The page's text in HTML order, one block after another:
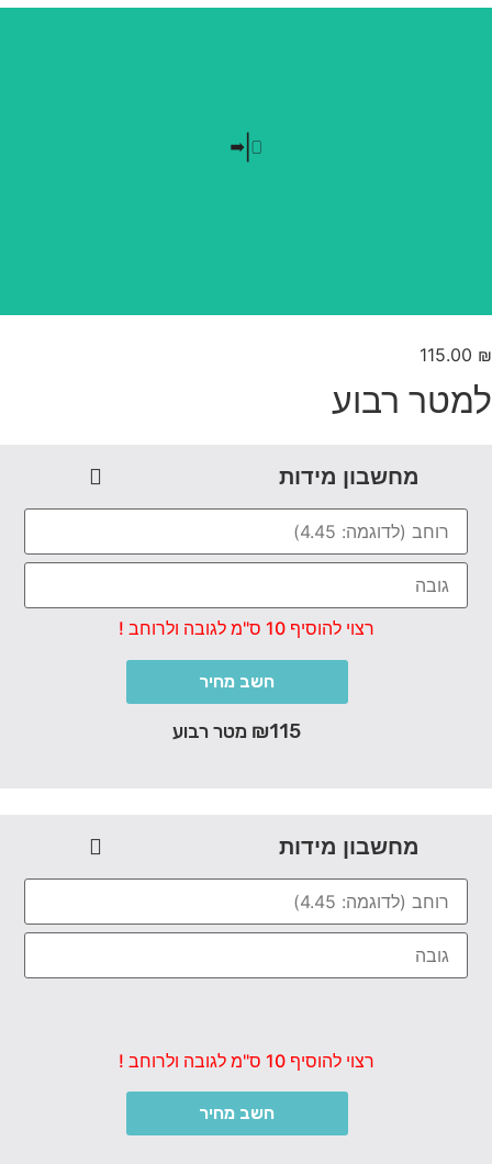
בלי חזרתיות
115.00
רבוע
מחשבון מידות
רצוי להוסיף 10 ס"מ לגובה ולרוחב !
חשב מחיר
₪115 מטר רבוע
מחשבון מידות
רצוי להוסיף 10 ס"מ לגובה ולרוחב !
חשב מחיר